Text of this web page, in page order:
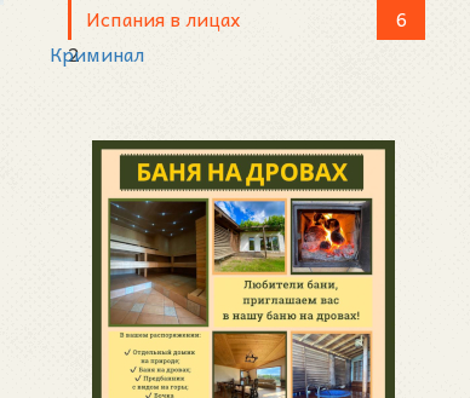
Испания в лицах
6
Криминал
2